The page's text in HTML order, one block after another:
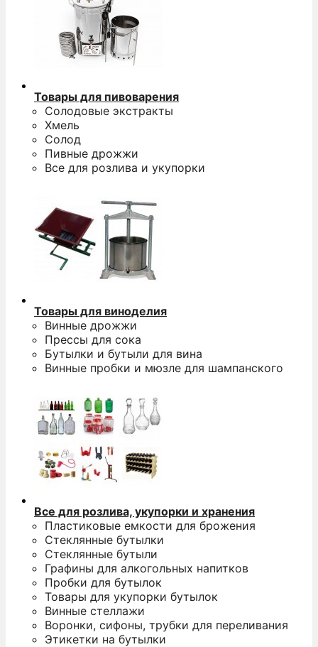
Товары для пивоварения
Солодовые экстракты
Хмель
Солод
Пивные дрожжи
Все для розлива и укупорки
Товары для виноделия
Винные дрожжи
Прессы для сока
Бутылки и бутыли для вина
Винные пробки и мюзле для шампанского
Все для розлива, укупорки и хранения
Пластиковые емкости для брожения
Стеклянные бутылки
Стеклянные бутыли
Графины для алкогольных напитков
Пробки для бутылок
Товары для укупорки бутылок
Винные стеллажи
Воронки, сифоны, трубки для переливания
Этикетки на бутылки